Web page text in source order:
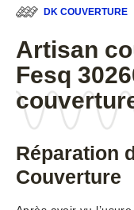
DK COUVERTURE
Artisan
Fesq
Réparation
Couverture